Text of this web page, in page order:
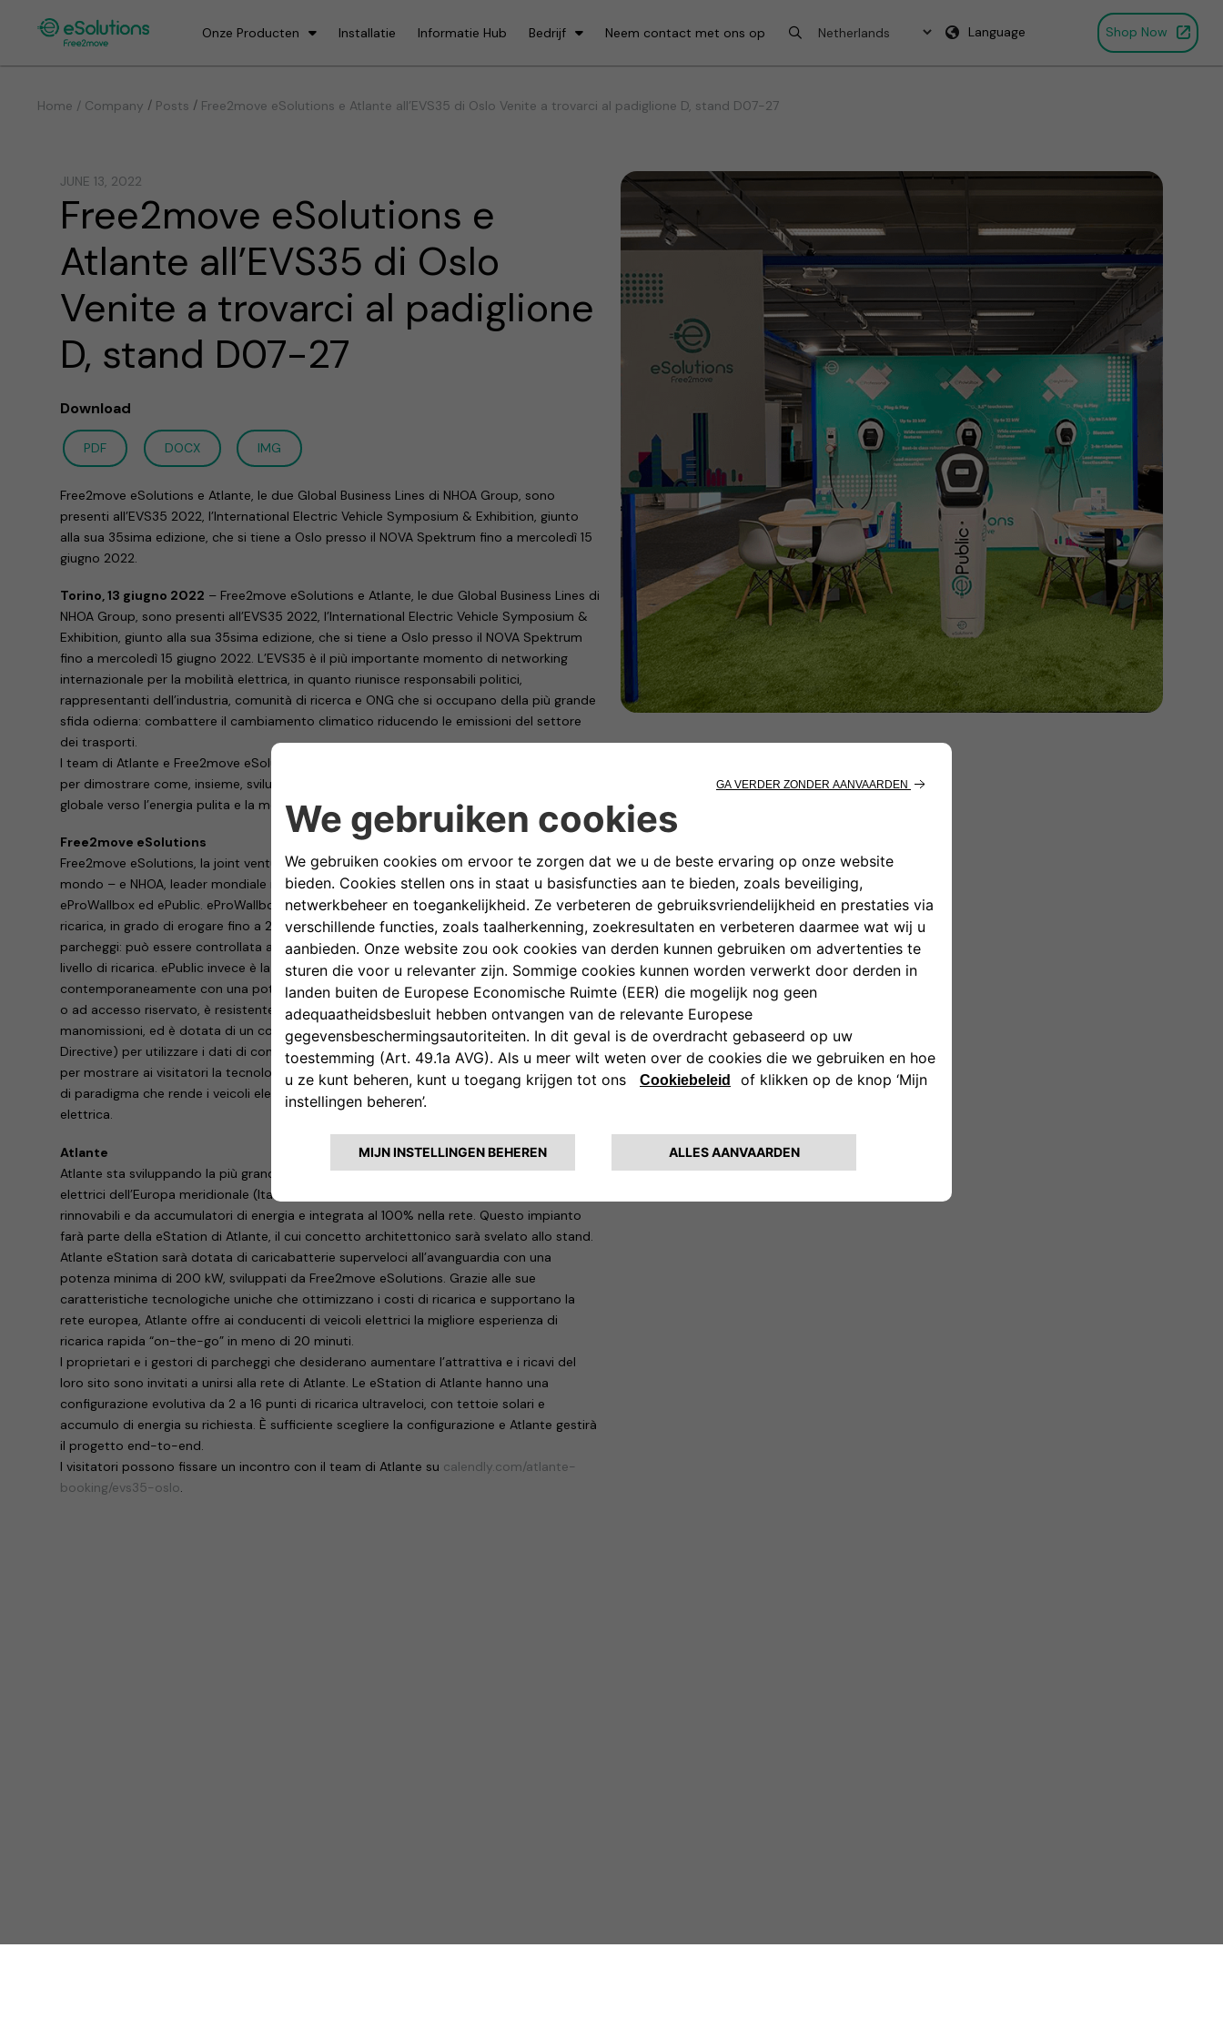
Onze Producten Installatie Informatie Hub Bedrijf Neem contact met ons op Language Shop Now
Home / Company / Posts / Free2move eSolutions e Atlante all’EVS35 di Oslo Venite a trovarci al padiglione D, stand D07-27
JUNE 13, 2022
Free2move eSolutions e
Atlante all’EVS35 di Oslo
Venite a trovarci al padiglione
D, stand D07-27
Download
PDF DOCX IMG
Free2move eSolutions e Atlante, le due Global Business Lines di NHOA Group, sono
presenti all’EVS35 2022, l’International Electric Vehicle Symposium & Exhibition, giunto
alla sua 35sima edizione, che si tiene a Oslo presso il NOVA Spektrum fino a mercoledì 15
giugno 2022.
Torino, 13 giugno 2022 – Free2move eSolutions e Atlante, le due Global Business Lines di
NHOA Group, sono presenti all’EVS35 2022, l’International Electric Vehicle Symposium &
Exhibition, giunto alla sua 35sima edizione, che si tiene a Oslo presso il NOVA Spektrum
fino a mercoledì 15 giugno 2022. L’EVS35 è il più importante momento di networking
internazionale per la mobilità elettrica, in quanto riunisce responsabili politici,
rappresentanti dell’industria, comunità di ricerca e ONG che si occupano della più grande
sfida odierna: combattere il cambiamento climatico riducendo le emissioni del settore
dei trasporti.
I team di Atlante e Free2move eSolutions sono presenti nel padiglione D, stand D07-27,
per dimostrare come, insieme, sviluppano tecnologie che consentono la transizione
globale verso l’energia pulita e la mobilità sostenibile.
Free2move eSolutions
Free2move eSolutions, la joint venture tra Stellantis – quarta casa automobilistica al
mondo – e NHOA, leader mondiale nell’accumulo di energia, presenta le stazioni di ricarica
eProWallbox ed ePublic. eProWallbox è una famiglia flessibile e connessa di dispositivi di
ricarica, in grado di erogare fino a 20 kW, adatta alle esigenze di privati, flotte e gestori di
parcheggi: può essere controllata anche da remoto per conoscere in ogni momento il
livello di ricarica. ePublic invece è la soluzione pratica per ricaricare fino a due veicoli
contemporaneamente con una potenza massima di 44 kW. Ideale nei parcheggi pubblici
o ad accesso riservato, è resistente a tutte le condizioni atmosferiche e alle
manomissioni, ed è dotata di un contatore certificato MID (Measuring Instruments
Directive) per utilizzare i dati di consumo a fini fiscali. Il team eSolutions è a disposizione
per mostrare ai visitatori la tecnologia Vehicle-to-Grid (V2G): un completo cambiamento
di paradigma che rende i veicoli elettrici una preziosa fonte di flessibilità per la rete
elettrica.
Atlante
Atlante sta sviluppando la più grande rete di ricarica veloce e ultraveloce per veicoli
elettrici dell’Europa meridionale (Italia, Francia, Spagna e Portogallo), alimentata da fonti
rinnovabili e da accumulatori di energia e integrata al 100% nella rete. Questo impianto
farà parte della eStation di Atlante, il cui concetto architettonico sarà svelato allo stand.
Atlante eStation sarà dotata di caricabatterie superveloci all’avanguardia con una
potenza minima di 200 kW, sviluppati da Free2move eSolutions. Grazie alle sue
caratteristiche tecnologiche uniche che ottimizzano i costi di ricarica e supportano la
rete europea, Atlante offre ai conducenti di veicoli elettrici la migliore esperienza di
ricarica rapida “on-the-go” in meno di 20 minuti.
I proprietari e i gestori di parcheggi che desiderano aumentare l’attrattiva e i ricavi del
loro sito sono invitati a unirsi alla rete di Atlante. Le eStation di Atlante hanno una
configurazione evolutiva da 2 a 16 punti di ricarica ultraveloci, con tettoie solari e
accumulo di energia su richiesta. È sufficiente scegliere la configurazione e Atlante gestirà
il progetto end-to-end.
I visitatori possono fissare un incontro con il team di Atlante su calendly.com/atlante-
booking/evs35-oslo.